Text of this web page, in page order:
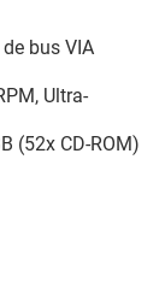
bus VIA
Ultra-
(52x CD-ROM)